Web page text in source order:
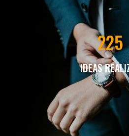
225
IDEAS